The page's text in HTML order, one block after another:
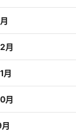
月
月
月